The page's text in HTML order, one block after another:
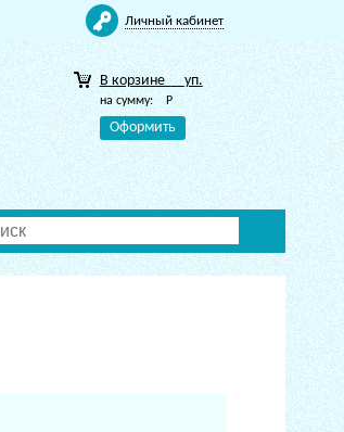
Личный кабинет
В корзине уп.
на сумму: Р
Оформить